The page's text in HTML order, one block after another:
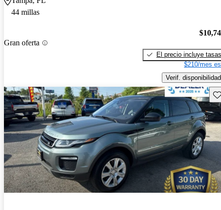
44 millas
Gran oferta
El precio incluye tasas
$210/mes
Verif. disponibilidad